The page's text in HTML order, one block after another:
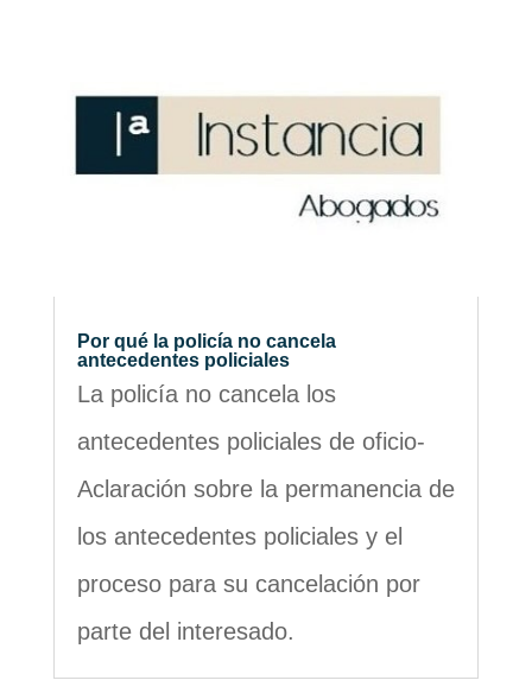
Por qué la policía no cancela
antecedentes policiales
La policía no cancela los
antecedentes policiales de oficio-
Aclaración sobre la permanencia de
los antecedentes policiales y el
proceso para su cancelación por
parte del interesado.